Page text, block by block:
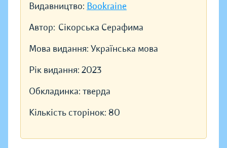
Видавництво: Bookraine
Автор: Сікорська Серафима
Мова видання: Українська мова
Рік видання: 2023
Обкладинка: тверда
Кількість сторінок: 80